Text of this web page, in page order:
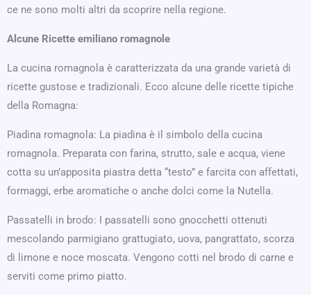
ce ne sono molti altri da scoprire nella regione.
Alcune Ricette emiliano romagnole
La cucina romagnola è caratterizzata da una grande varietà di
ricette gustose e tradizionali. Ecco alcune delle ricette tipiche
della Romagna:
Piadina romagnola: La piadina è il simbolo della cucina
romagnola. Preparata con farina, strutto, sale e acqua, viene
cotta su un’apposita piastra detta “testo” e farcita con affettati,
formaggi, erbe aromatiche o anche dolci come la Nutella.
Passatelli in brodo: I passatelli sono gnocchetti ottenuti
mescolando parmigiano grattugiato, uova, pangrattato, scorza
di limone e noce moscata. Vengono cotti nel brodo di carne e
serviti come primo piatto.